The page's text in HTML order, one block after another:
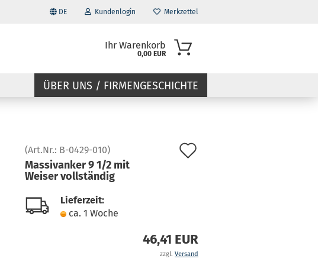
DE Kundenlogin
vergessen?
Merkzettel
Ihr Warenkorb
0,00 EUR
ÜBER UNS / FIRMENGESCHICHTE
(Art.Nr.: B-0429-010)
Massivanker 9 1/2 mit
Weiser vollständig
Lieferzeit:
ca. 1 Woche
46,41 EUR
zzgl. Versand